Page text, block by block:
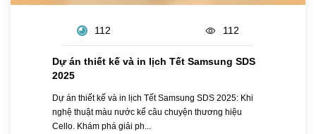
112 112
Dự án thiết kế và in lịch Tết Samsung SDS
2025
Dự án thiết kế và in lịch Tết Samsung SDS 2025: Khi
nghệ thuật màu nước kể câu chuyện thương hiệu
Cello. Khám phá giải ph...